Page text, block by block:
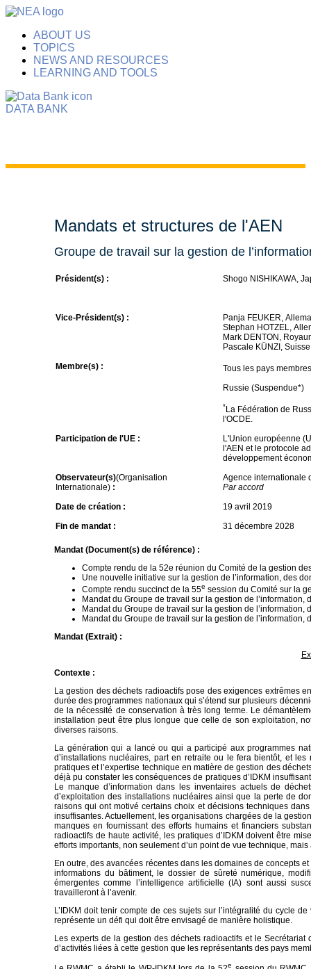
ABOUT US
TOPICS
NEWS AND RESOURCES
LEARNING AND TOOLS
DATA BANK
Mandats et structures de l'AEN
Groupe de travail sur la gestion de
Président(s) : Shogo NISHIKAWA,
Vice-Président(s) :
Panja FEUKER,
Stephan HOTZEL,
Mark DENTON,
Pascale KÜNZI, Suisse
Membre(s) :
Tous les pays
Russie (Suspendue*)
*La Fédération de
l'OCDE.
Participation de l'UE :
L'Union européenne
l'AEN et le protocole
développement
Observateur(s)(Organisation
Internationale) :
Agence internationale
Par accord
Date de création :
19 avril 2019
Fin de mandat :
31 décembre 2028
Mandat (Document(s) de référence) :
Compte rendu de la 52e réunion du Comité de la gestion
Une nouvelle initiative sur la gestion de l’information, des
Compte rendu succinct de la 55e session du Comité sur la
Mandat du Groupe de travail sur la gestion de
Mandat du Groupe de travail sur la gestion de
Mandat du Groupe de travail sur la gestion de
Mandat (Extrait) :
Contexte :
La gestion des déchets radioactifs pose des exigences extrêmes
durée des programmes nationaux qui s’étend sur plusieurs
de la nécessité de conservation à très long terme. Le
installation peut être plus longue que celle de son exploitation,
diverses raisons.
La génération qui a lancé ou qui a participé aux programmes
d’installations nucléaires, part en retraite ou le fera bientôt, et
pratiques et l’expertise technique en matière de gestion des
déjà pu constater les conséquences de pratiques d’IDKM
Le manque d’information dans les inventaires actuels de
d’exploitation des installations nucléaires ainsi que la perte de
raisons qui ont motivé certains choix et décisions techniques
insuffisantes. Actuellement, les organisations chargées de la
manques en fournissant des efforts humains et financiers
radioactifs de haute activité, les pratiques d’IDKM doivent être
efforts importants, non seulement d’un point de vue technique,
En outre, des avancées récentes dans les domaines de concepts
informations du bâtiment, le dossier de sûreté numérique,
émergentes comme l’intelligence artificielle (IA) sont aussi
travailleront à l’avenir.
L’IDKM doit tenir compte de ces sujets sur l’intégralité du cycle
représente un défi qui doit être envisagé de manière holistique.
Les experts de la gestion des déchets radioactifs et le
d’activités liées à cette gestion que les représentants des pays
e